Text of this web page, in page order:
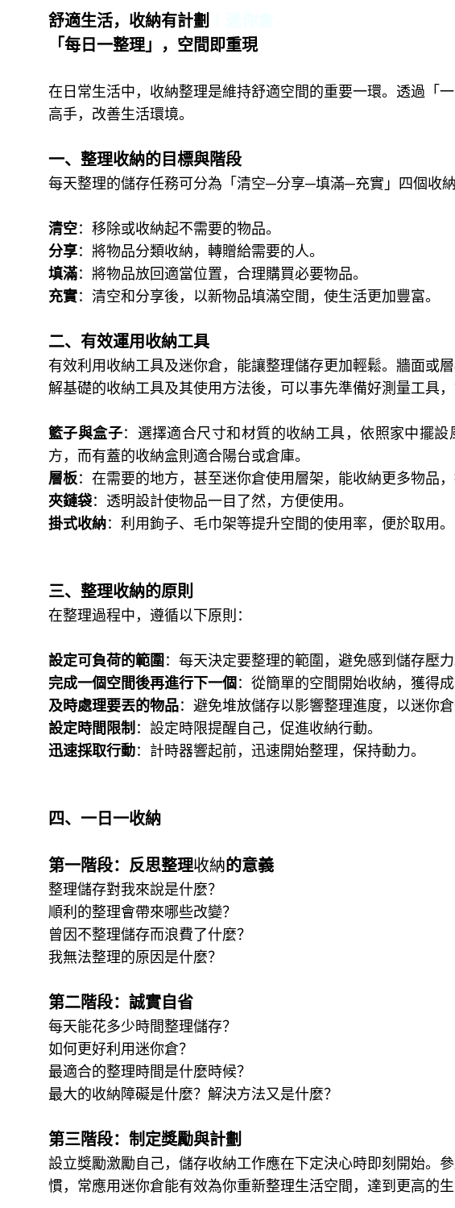
舒適生活，收納有計劃
「每日一整理」，空間即重現
在日常生活中，收納整理是維持舒適空間的重要一環。透過「
高手，改善生活環境。
一、整理收納的目標與階段
每天整理的儲存任務可分為「清空─分享─填滿─充實」四個收納
清空：移除或收納起不需要的物品。
分享：將物品分類收納，轉贈給需要的人。
填滿：將物品放回適當位置，合理購買必要物品。
充實：清空和分享後，以新物品填滿空間，使生活更加豐富。
二、有效運用收納工具
有效利用收納工具及迷你倉，能讓整理儲存更加輕鬆。牆面或
解基礎的收納工具及其使用方法後，可以事先準備好測量工具，
籃子與盒子：選擇適合尺寸和材質的收納工具，依照家中擺
方，而有蓋的收納盒則適合陽台或倉庫。
層板：在需要的地方，甚至迷你倉使用層架，能收納更多物品，
夾鏈袋：透明設計使物品一目了然，方便使用。
掛式收納：利用鉤子、毛巾架等提升空間的使用率，便於取用。
三、整理收納的原則
在整理過程中，遵循以下原則：
設定可負荷的範圍：每天決定要整理的範圍，避免感到儲存壓力
完成一個空間後再進行下一個：從簡單的空間開始收納，獲得成
及時處理要丟的物品：避免堆放儲存以影響整理進度，以迷你倉
設定時間限制 ：設定時限提醒自己，促進收納行動。
迅速採取行動：計時器響起前，迅速開始整理，保持動力。
四、一日一收納
第一階段：反思整理收納的意義
整理儲存對我來說是什麼？
順利的整理會帶來哪些改變？
曾因不整理儲存而浪費了什麼？
我無法整理的原因是什麼？
第二階段：誠實自省
每天能花多少時間整理儲存？
如何更好利用迷你倉？
最適合的整理時間是什麼時候？
最大的收納障礙是什麼？解決方法又是什麼？
第三階段：制定獎勵與計劃
設立獎勵激勵自己，儲存收納工作應在下定決心時即刻開始。
慣，常應用迷你倉能有效為你重新整理生活空間，達到更高的生